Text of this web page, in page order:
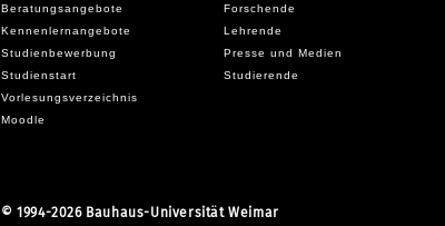
Beratungsangebote
Kennenlernangebote
Studienbewerbung
Studienstart
Vorlesungsverzeichnis
Moodle
Forschende
Lehrende
Presse und Medien
Studierende
© 1994-2026 Bauhaus-Universität Weimar